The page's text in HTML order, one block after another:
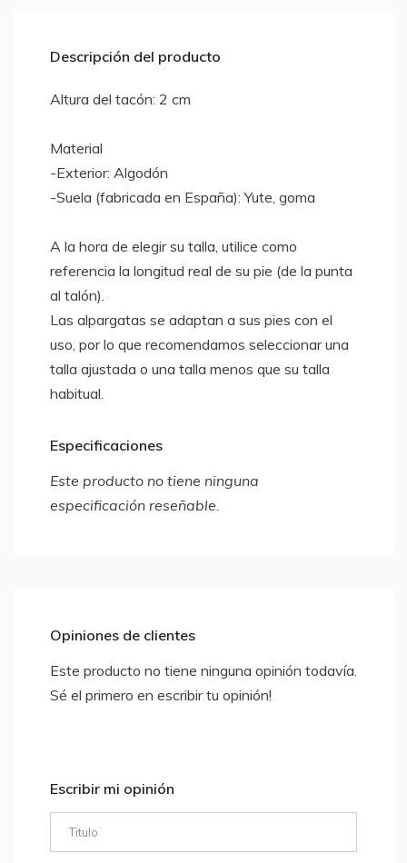
Descripción del producto
Altura del tacón: 2 cm
Material
-Exterior: Algodón
-Suela (fabricada en España): Yute, goma
A la hora de elegir su talla, utilice como
referencia la longitud real de su pie (de la punta
al talón).
Las alpargatas se adaptan a sus pies con el
uso, por lo que recomendamos seleccionar una
talla ajustada o una talla menos que su talla
habitual.
Especificaciones
Este producto no tiene ninguna
especificación reseñable.
Opiniones de clientes
Este producto no tiene ninguna opinión todavía.
Sé el primero en escribir tu opinión!
Escribir mi opinión